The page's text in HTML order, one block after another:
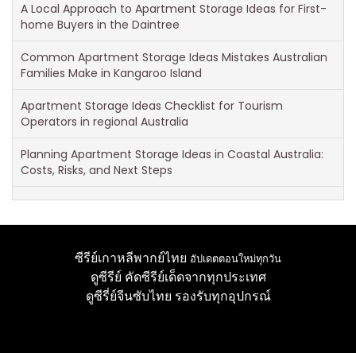
A Local Approach to Apartment Storage Ideas for First-
home Buyers in the Daintree
Common Apartment Storage Ideas Mistakes Australian
Families Make in Kangaroo Island
Apartment Storage Ideas Checklist for Tourism
Operators in regional Australia
Planning Apartment Storage Ideas in Coastal Australia:
Costs, Risks, and Next Steps
ซีรีย์เกาหลีพากย์ไทย อัปเดตตอนใหม่ทุกวัน
ดูซีรีย์ คัดซีรีย์เด็ดจากทุกประเทศ
ดูซีรี่ย์จีนซับไทย รองรับทุกอุปกรณ์